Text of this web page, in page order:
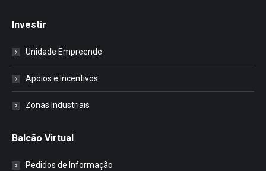
Investir
Unidade Empreende
Apoios e Incentivos
Zonas Industriais
Balcão Virtual
Pedidos de Informação